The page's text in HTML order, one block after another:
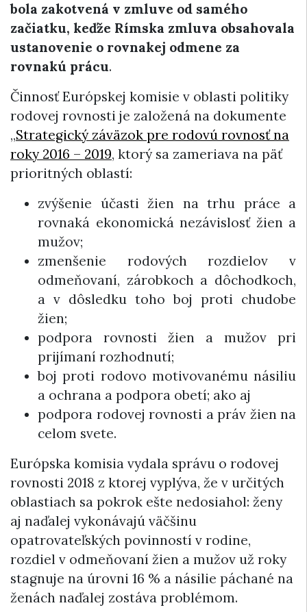
bola zakotvená v zmluve od samého
začiatku, keďže Rímska zmluva obsahovala
ustanovenie o rovnakej odmene za
rovnakú prácu.
Činnosť Európskej komisie v oblasti politiky
rodovej rovnosti je založená na dokumente
„Strategický záväzok pre rodovú rovnosť na
roky 2016 – 2019, ktorý sa zameriava na päť
prioritných oblastí:
zvýšenie účasti žien na trhu práce a
rovnaká ekonomická nezávislosť žien a
mužov;
zmenšenie rodových rozdielov v
odmeňovaní, zárobkoch a dôchodkoch,
a v dôsledku toho boj proti chudobe
žien;
podpora rovnosti žien a mužov pri
prijímaní rozhodnutí;
boj proti rodovo motivovanému násiliu
a ochrana a podpora obetí; ako aj
podpora rodovej rovnosti a práv žien na
celom svete.
Európska komisia vydala správu o rodovej
rovnosti 2018 z ktorej vyplýva, že v určitých
oblastiach sa pokrok ešte nedosiahol: ženy
aj naďalej vykonávajú väčšinu
opatrovateľských povinností v rodine,
rozdiel v odmeňovaní žien a mužov už roky
stagnuje na úrovni 16 % a násilie páchané na
ženách naďalej zostáva problémom.